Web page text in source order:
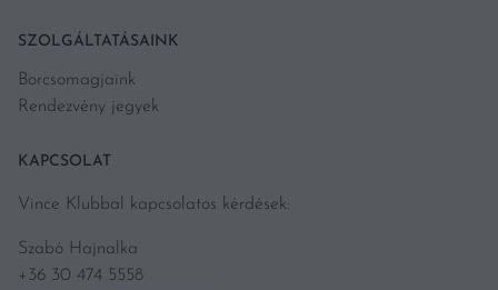
SZOLGÁLTATÁSAINK
Borcsomagjaink
Rendezvény jegyek
KAPCSOLAT
Vince Klubbal kapcsolatos kérdések:
Szabó Hajnalka
+36 30 474 5558